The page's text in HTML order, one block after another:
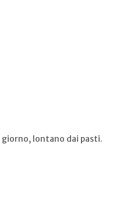
lontano dai pasti.